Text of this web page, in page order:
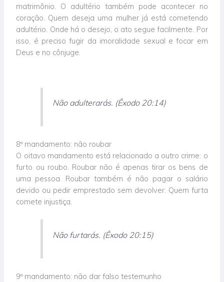
matrimônio. O adultério também pode acontecer no
coração. Quem deseja uma mulher já está cometendo
adultério. Onde há o desejo, o ato segue facilmente. Por
isso, é preciso fugir da imoralidade sexual e focar em
Deus e no cônjuge.
Não adulterarás. (Êxodo 20:14)
8º mandamento: não roubar
O oitavo mandamento está relacionado a outro crime: o
furto ou roubo. Roubar não é apenas tirar os bens de
uma pessoa. Roubar também é não pagar o salário
devido ou pedir emprestado sem devolver. Quem furta
comete injustiça.
Não furtarás. (Êxodo 20:15)
9º mandamento: não dar falso testemunho